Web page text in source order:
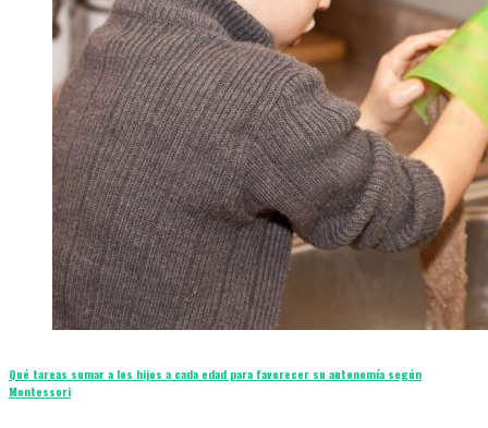
Qué tareas sumar a los hijos a cada edad para favorecer su autonomía según
Montessori